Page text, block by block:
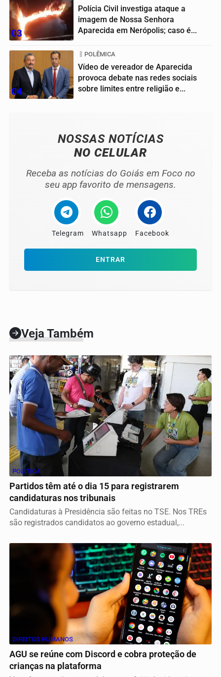
03
Polícia Civil investiga ataque a
imagem de Nossa Senhora
Aparecida em Nerópolis; caso é...
04
POLÊMICA
Vídeo de vereador de Aparecida
provoca debate nas redes sociais
sobre limites entre religião e...
NOSSAS NOTÍCIAS
NO CELULAR
Receba as notícias do Goiás em Foco no
seu app favorito de mensagens.
Telegram Whatsapp Facebook
ENTRAR
Veja Também
POLÍTICA
Partidos têm até o dia 15 para registrarem
candidaturas nos tribunais
Candidaturas à Presidência são feitas no TSE. Nos TREs
são registrados candidatos ao governo estadual,...
DIREITOS HUMANOS
AGU se reúne com Discord e cobra proteção de
crianças na plataforma